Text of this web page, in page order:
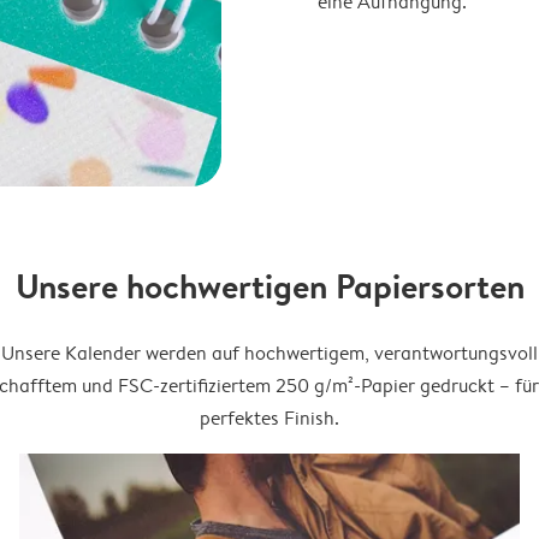
Unsere hochwertigen Papiersorten
Unsere Kalender werden auf hochwertigem, verantwortungsvoll
und FSC-zertifiziertem 250 g/m²-Papier gedruckt –
perfektes Finish.